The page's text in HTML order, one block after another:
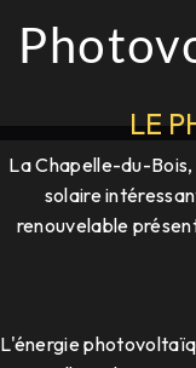
LE
La Chapelle-du-
solaire
renouvelable
L'énergie